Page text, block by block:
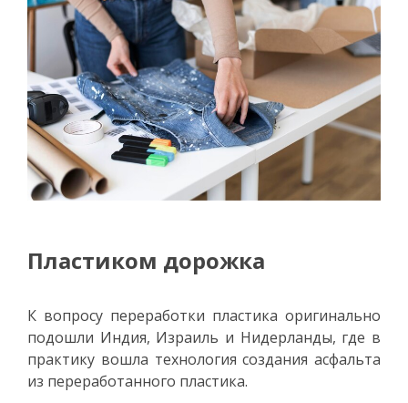
Пластиком дорожка
К вопросу переработки пластика оригинально
подошли Индия, Израиль и Нидерланды, где в
практику вошла технология создания асфальта
из переработанного пластика.